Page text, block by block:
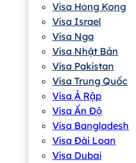
Visa Hong Kong
Visa Israel
Visa Nga
Visa Nhật Bản
Visa Pakistan
Visa Trung Quốc
Visa Ả Rập
Visa Ấn Độ
Visa Bangladesh
Visa Đài Loan
Visa Dubai